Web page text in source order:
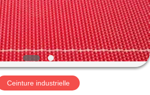
Ceinture industrielle